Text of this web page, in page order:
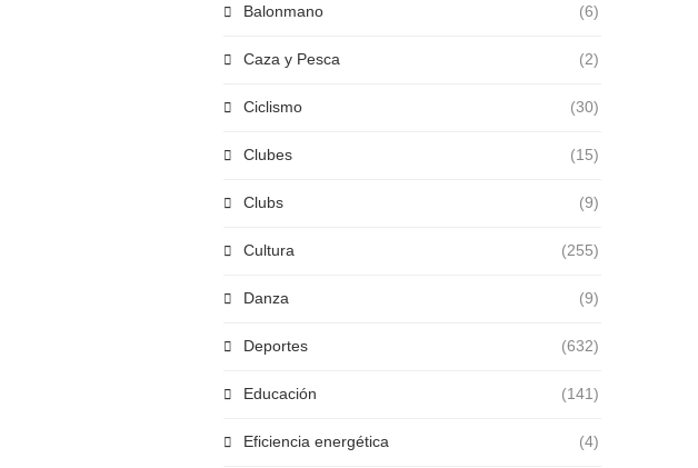
Balonmano (6)
Caza y Pesca (2)
Ciclismo (30)
Clubes (15)
Clubs (9)
Cultura (255)
Danza (9)
Deportes (632)
Educación (141)
Eficiencia energética (4)